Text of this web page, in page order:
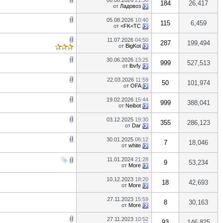
от Ладовоз 184 26,417
05.08.2026 10:40
от <FK<TC 115 6,459
11.07.2026 04:50
от BigKot 287 199,494
30.06.2026 13:25
от lbvfy 999 527,513
22.03.2026 11:59
от OFA 50 101,974
19.02.2026 15:44
от Neibot 999 388,041
03.12.2025 19:30
от Dar 355 286,123
30.01.2025 06:12
от white 7 18,046
11.01.2024 21:28
от More 9 53,234
10.12.2023 18:20
от More 18 42,693
27.11.2023 15:59
от More 8 30,163
27.11.2023 10:52